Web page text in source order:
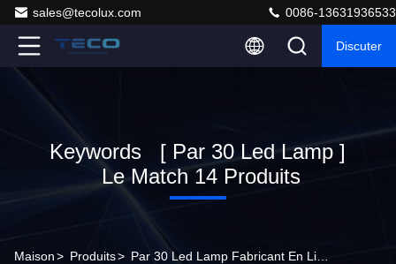
sales@tecolux.com 0086-13631936533
Discuter
Keywords [ Par 30 Led Lamp ]
Le Match 14 Produits
Maison> Produits>